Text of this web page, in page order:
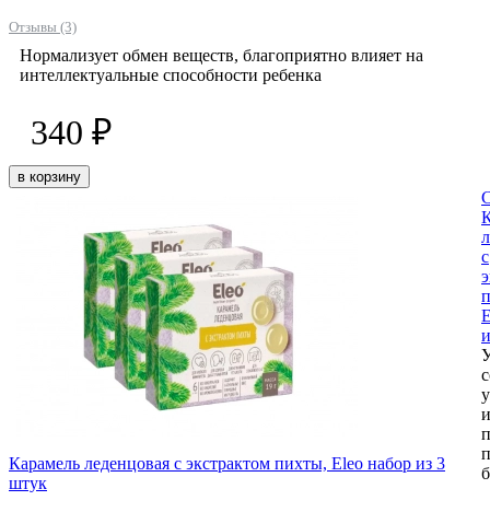
Отзывы (3)
Нормализует обмен веществ, благоприятно влияет на
интеллектуальные способности ребенка
340 ₽
в корзину
Карамель леденцовая с экстрактом пихты, Eleo набор из 3
штук
с